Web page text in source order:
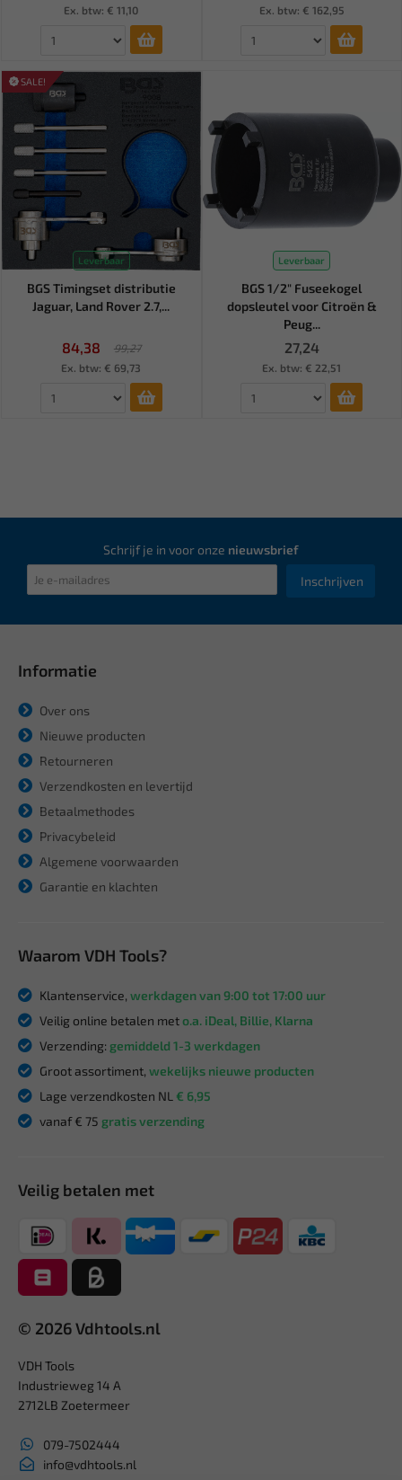
Ex. btw: € 11,10
Ex. btw: € 162,95
SALE!
Leverbaar
BGS Timingset distributie
Jaguar, Land Rover 2.7,...
84,38
99,27
Ex. btw: € 69,73
Leverbaar
BGS 1/2" Fuseekogel
dopsleutel voor Citroën &
Peug...
27,24
Ex. btw: € 22,51
Schrijf je in voor onze nieuwsbrief
Inschrijven
Informatie
Over ons
Nieuwe producten
Retourneren
Verzendkosten en levertijd
Betaalmethodes
Privacybeleid
Algemene voorwaarden
Garantie en klachten
Waarom VDH Tools?
Klantenservice, werkdagen van 9:00 tot 17:00 uur
Veilig online betalen meto.a. iDeal, Billie, Klarna
Verzending: gemiddeld 1-3 werkdagen
Groot assortiment, wekelijks nieuwe producten
Lage verzendkosten NL € 6,95
vanaf € 75 gratis verzending
Veilig betalen met
© 2026 Vdhtools.nl
VDH Tools
Industrieweg 14 A
2712LB Zoetermeer
079-7502444
info@vdhtools.nl